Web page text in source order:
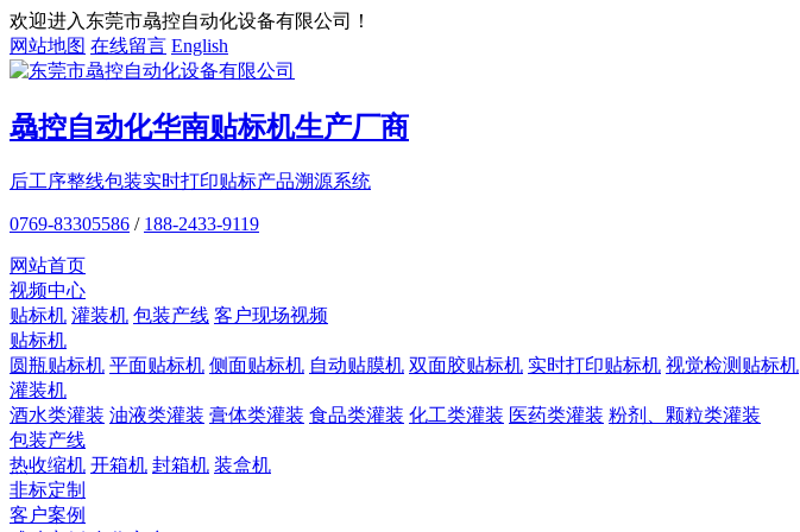
欢迎进入东莞市骉控自动化设备有限公司！
网站地图 在线留言 English
骉控自动化华南贴标机生产厂商
后工序整线包装实时打印贴标产品溯源系统
0769-83305586 / 188-2433-9119
网站首页
视频中心
贴标机 灌装机 包装产线 客户现场视频
贴标机
圆瓶贴标机 平面贴标机 侧面贴标机 自动贴膜机 双面胶贴标机 实时打印贴标机 视觉检测贴标机
灌装机
酒水类灌装 油液类灌装 膏体类灌装 食品类灌装 化工类灌装 医药类灌装 粉剂、颗粒类灌装
包装产线
热收缩机 开箱机 封箱机 装盒机
非标定制
客户案例